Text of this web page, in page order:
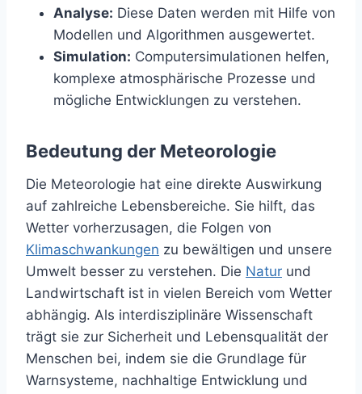
Analyse: Diese Daten werden mit Hilfe von
Modellen und Algorithmen ausgewertet.
Simulation: Computersimulationen helfen,
komplexe atmosphärische Prozesse und
mögliche Entwicklungen zu verstehen.
Bedeutung der Meteorologie
Die Meteorologie hat eine direkte Auswirkung
auf zahlreiche Lebensbereiche. Sie hilft, das
Wetter vorherzusagen, die Folgen von
Klimaschwankungen zu bewältigen und unsere
Umwelt besser zu verstehen. Die Natur und
Landwirtschaft ist in vielen Bereich vom Wetter
abhängig. Als interdisziplinäre Wissenschaft
trägt sie zur Sicherheit und Lebensqualität der
Menschen bei, indem sie die Grundlage für
Warnsysteme, nachhaltige Entwicklung und